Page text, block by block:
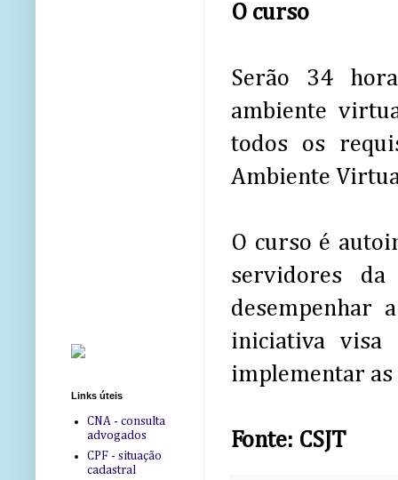
O curso
Serão 34
ambiente
todos os
Ambiente
O curso é
servidores
desempenhar
iniciativa visa
implementar as
Fonte: CSJT
Links úteis
CNA - consulta
advogados
CPF - situação
cadastral